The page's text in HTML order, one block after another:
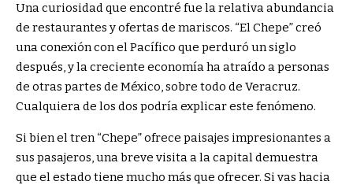
Una curiosidad que encontré fue la relativa abundancia
de restaurantes y ofertas de mariscos. “El Chepe” creó
una conexión con el Pacífico que perduró un siglo
después, y la creciente economía ha atraído a personas
de otras partes de México, sobre todo de Veracruz.
Cualquiera de los dos podría explicar este fenómeno.
Si bien el tren “Chepe” ofrece paisajes impresionantes a
sus pasajeros, una breve visita a la capital demuestra
que el estado tiene mucho más que ofrecer. Si vas hacia